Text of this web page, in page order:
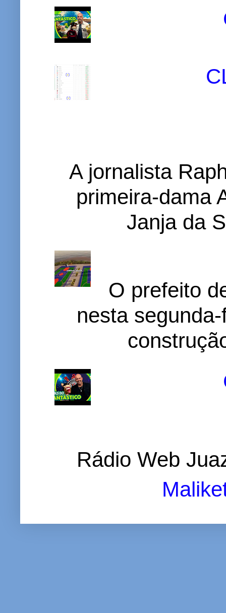
A jornalista
primeira-dama
Janja da
O prefeito
nesta
Rádio Web